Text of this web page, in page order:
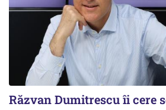
Răzvan Dumitrescu îi cere